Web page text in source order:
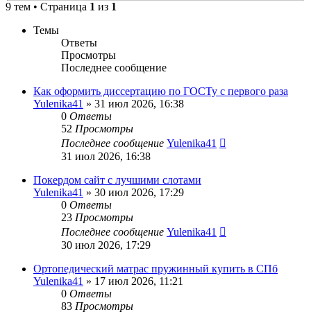
9 тем • Страница 1 из 1
Темы
Ответы
Просмотры
Последнее сообщение
Как оформить диссертацию по ГОСТу с первого раза
Yulenika41 » 31 июл 2026, 16:38
0 Ответы
52 Просмотры
Последнее сообщение Yulenika41
31 июл 2026, 16:38
Покердом сайт с лучшими слотами
Yulenika41 » 30 июл 2026, 17:29
0 Ответы
23 Просмотры
Последнее сообщение Yulenika41
30 июл 2026, 17:29
Ортопедический матрас пружинный купить в СПб
Yulenika41 » 17 июл 2026, 11:21
0 Ответы
83 Просмотры